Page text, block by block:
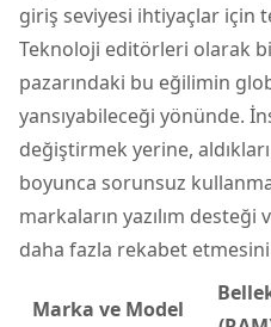
giriş seviyesi ihtiyaçlar için
Teknoloji editörleri olarak
pazarındaki bu eğilimin
yansıyabileceği yönünde.
değiştirmek yerine, aldıkları
boyunca sorunsuz
markaların yazılım
daha fazla rekabet etmesini
Marka ve Model